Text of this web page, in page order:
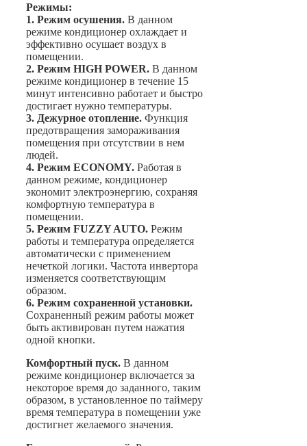
Режимы:
1. Режим осушения. В данном
режиме кондиционер охлаждает и
эффективно осушает воздух в
помещении.
2. Режим HIGH POWER. В данном
режиме кондиционер в течение 15
минут интенсивно работает и быстро
достигает нужно температуры.
3. Дежурное отопление. Функция
предотвращения замораживания
помещения при отсутствии в нем
людей.
4. Режим ECONOMY. Работая в
данном режиме, кондиционер
экономит электроэнергию, сохраняя
комфортную температура в
помещении.
5. Режим FUZZY AUTO. Режим
работы и температура определяется
автоматически с применением
нечеткой логики. Частота инвертора
изменяется соответствующим
образом.
6. Режим сохраненной установки.
Сохраненный режим работы может
быть активирован путем нажатия
одной кнопки.
Комфортный пуск. В данном
режиме кондиционер включается за
некоторое время до заданного, таким
образом, в установленное по таймеру
время температура в помещении уже
достигнет желаемого значения.